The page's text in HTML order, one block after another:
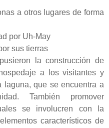
a otros lugares de forma
por Uh-May
sus tierras
la construcción de
a los visitantes y
laguna, que se encuentra a
También promover
se involucren con la
característicos de